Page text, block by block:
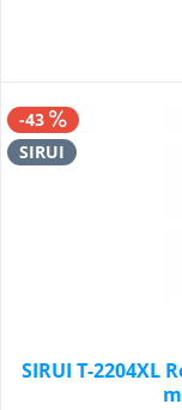
-43
SIRUI
SIRUI T-2204XL